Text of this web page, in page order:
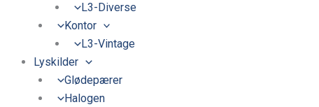
L3-Diverse
Kontor
L3-Vintage
Lyskilder
Glødepærer
Halogen